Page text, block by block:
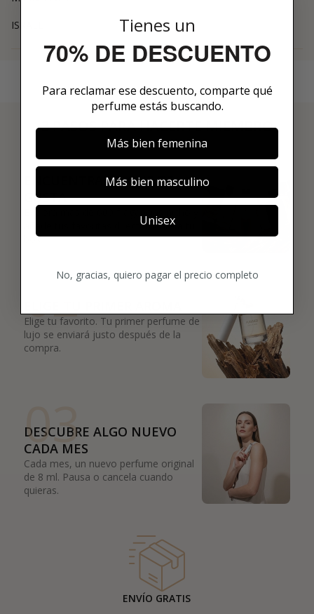
ISRAEL
3 PASOS PARA HACERTE MIEMBRO
01
ENCUENTRA LO QUE TE
GUSTA
Explora más de 600 fragancias nicho y
añade tus favoritas directamente a tu
box.
02
Elige tu favorito. Tu primer perfume de
lujo se enviará justo después de la
compra.
03
DESCUBRE ALGO NUEVO
CADA MES
Cada mes, un nuevo perfume original
de 8 ml. Pausa o cancela cuando
quieras.
ENVÍO GRATIS
Tienes un
70% DE DESCUENTO
Para reclamar ese descuento, comparte qué
perfume estás buscando.
Más bien femenina
Más bien masculino
Unisex
No, gracias, quiero pagar el precio completo